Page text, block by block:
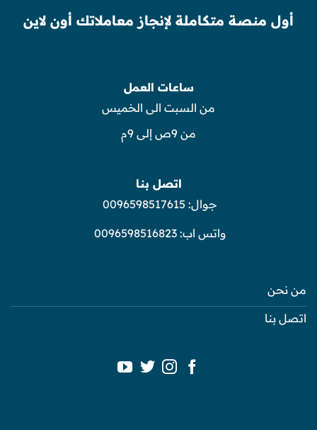
أول منصة متكاملة لإنجاز معاملاتك أون لاين
ساعات العمل
من السبت الى الخميس
من 9ص إلى 9م
اتصل بنا
جوال: 0096598517615
واتس اب:0096598516823
من نحن
اتصل بنا